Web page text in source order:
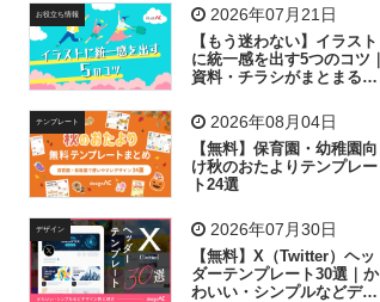
子供 作業員 相談 ピクトグラム
お役立ち情報 2026年07月21日
【もう迷わない】イラスト
に統一感を出す5つのコツ｜
資料・チラシがまとまるフ
テンプレート 2026年08月04日
【無料】保育園・幼稚園向
け秋のおたよりテンプレー
ト24選
デザイン 2026年07月30日
【無料】X（Twitter）ヘッ
ダーテンプレート30選｜か
わいい・シンプルなどデザ